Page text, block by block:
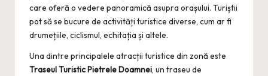
care oferă o vedere panoramică asupra orașului. Turiștii
pot să se bucure de activități turistice diverse, cum ar fi
drumețiile, ciclismul, echitația și altele.
Una dintre principalele atracții turistice din zonă este
Traseul Turistic Pietrele Doamnei, un traseu de